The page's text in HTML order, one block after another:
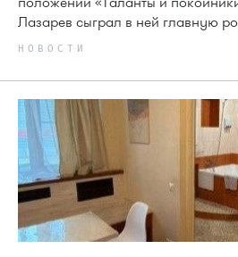
Лазарев сыграл в ней главную
НОВОСТИ